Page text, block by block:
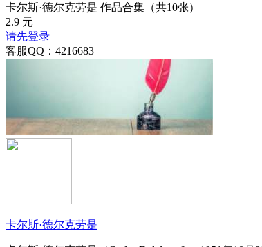
卡尔斯·德尔克劳是 作品合集（共10张）
2.9 元
请先登录
客服QQ：4216683
卡尔斯·德尔克劳是